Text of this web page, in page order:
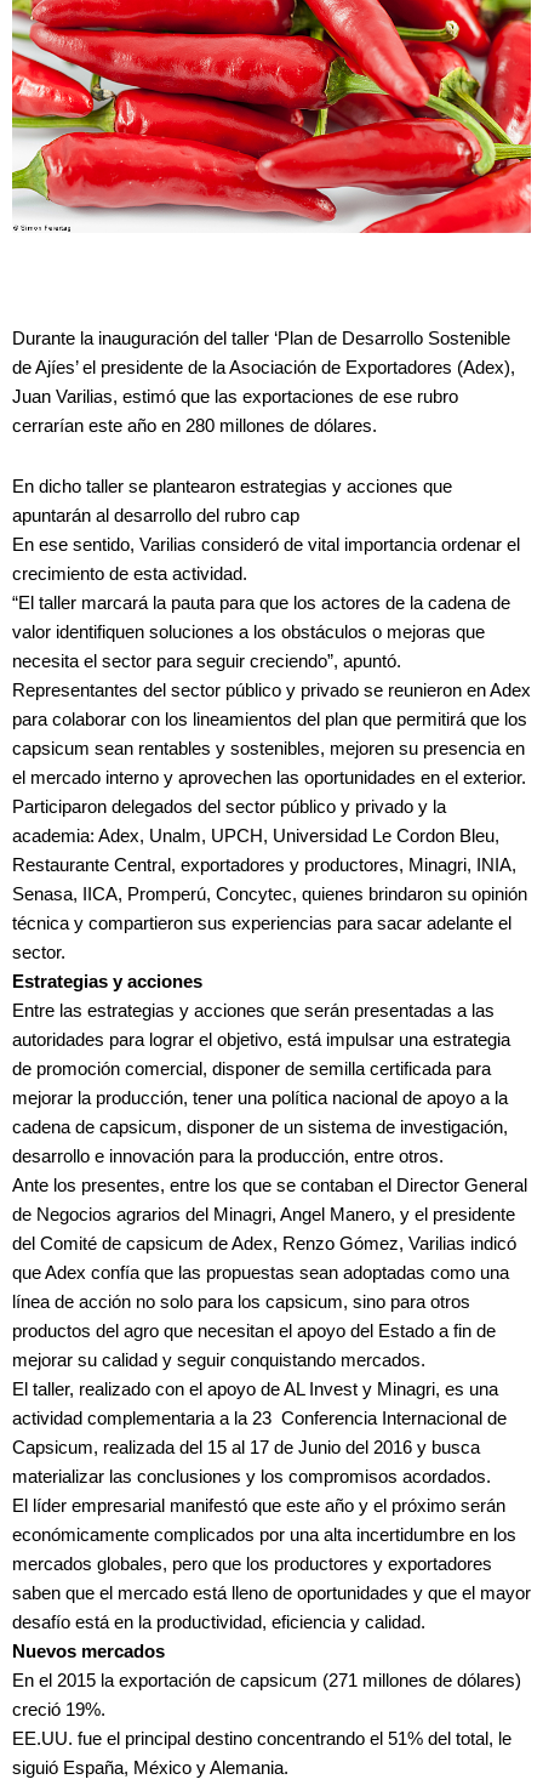
Durante la inauguración del taller ‘Plan de Desarrollo Sostenible
de Ajíes’ el presidente de la Asociación de Exportadores (Adex),
Juan Varilias, estimó que las exportaciones de ese rubro
cerrarían este año en 280 millones de dólares.
En dicho taller se plantearon estrategias y acciones que
apuntarán al desarrollo del rubro cap
En ese sentido, Varilias consideró de vital importancia ordenar el
crecimiento de esta actividad.
“El taller marcará la pauta para que los actores de la cadena de
valor identifiquen soluciones a los obstáculos o mejoras que
necesita el sector para seguir creciendo”, apuntó.
Representantes del sector público y privado se reunieron en Adex
para colaborar con los lineamientos del plan que permitirá que los
capsicum sean rentables y sostenibles, mejoren su presencia en
el mercado interno y aprovechen las oportunidades en el exterior.
Participaron delegados del sector público y privado y la
academia: Adex, Unalm, UPCH, Universidad Le Cordon Bleu,
Restaurante Central, exportadores y productores, Minagri, INIA,
Senasa, IICA, Promperú, Concytec, quienes brindaron su opinión
técnica y compartieron sus experiencias para sacar adelante el
sector.
Estrategias y acciones
Entre las estrategias y acciones que serán presentadas a las
autoridades para lograr el objetivo, está impulsar una estrategia
de promoción comercial, disponer de semilla certificada para
mejorar la producción, tener una política nacional de apoyo a la
cadena de capsicum, disponer de un sistema de investigación,
desarrollo e innovación para la producción, entre otros.
Ante los presentes, entre los que se contaban el Director General
de Negocios agrarios del Minagri, Angel Manero, y el presidente
del Comité de capsicum de Adex, Renzo Gómez, Varilias indicó
que Adex confía que las propuestas sean adoptadas como una
línea de acción no solo para los capsicum, sino para otros
productos del agro que necesitan el apoyo del Estado a fin de
mejorar su calidad y seguir conquistando mercados.
El taller, realizado con el apoyo de AL Invest y Minagri, es una
actividad complementaria a la 23 Conferencia Internacional de
Capsicum, realizada del 15 al 17 de Junio del 2016 y busca
materializar las conclusiones y los compromisos acordados.
El líder empresarial manifestó que este año y el próximo serán
económicamente complicados por una alta incertidumbre en los
mercados globales, pero que los productores y exportadores
saben que el mercado está lleno de oportunidades y que el mayor
desafío está en la productividad, eficiencia y calidad.
Nuevos mercados
En el 2015 la exportación de capsicum (271 millones de dólares)
creció 19%.
EE.UU. fue el principal destino concentrando el 51% del total, le
siguió España, México y Alemania.